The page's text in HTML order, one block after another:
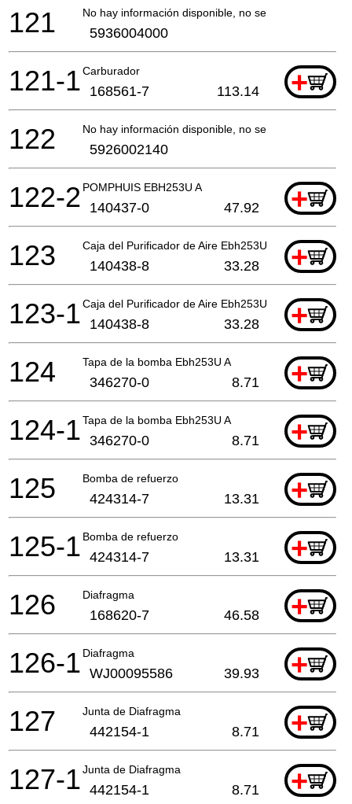
No hay información disponible, no se puede pedir
121 5936004000
Carburador +
121-1 168561-7 113.14
No hay información disponible, no se puede pedir
122 5926002140
POMPHUIS EBH253U A +
122-2 140437-0 47.92
Caja del Purificador de Aire Ebh253U A +
123 140438-8 33.28
Caja del Purificador de Aire Ebh253U A +
123-1 140438-8 33.28
Tapa de la bomba Ebh253U A +
124 346270-0 8.71
Tapa de la bomba Ebh253U A +
124-1 346270-0 8.71
Bomba de refuerzo +
125 424314-7 13.31
Bomba de refuerzo +
125-1 424314-7 13.31
Diafragma +
126 168620-7 46.58
Diafragma +
126-1 WJ00095586 39.93
Junta de Diafragma +
127 442154-1 8.71
Junta de Diafragma +
127-1 442154-1 8.71